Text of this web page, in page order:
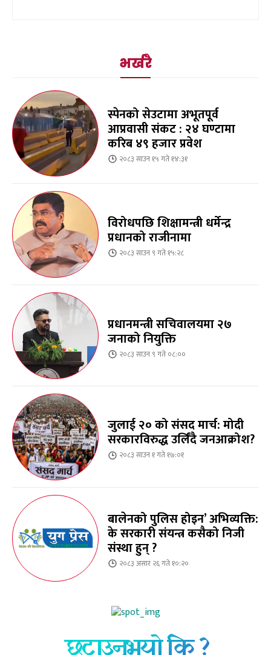
भर्खरै
स्पेनको सेउटामा अभूतपूर्व
आप्रवासी संकट : २४ घण्टामा
करिब ४९ हजार प्रवेश
२०८३ साउन १५ गते १४:३१
विरोधपछि शिक्षामन्त्री धर्मेन्द्र
प्रधानको राजीनामा
२०८३ साउन ९ गते १५:२८
प्रधानमन्त्री सचिवालयमा २७
जनाको नियुक्ति
२०८३ साउन ९ गते ०८:००
जुलाई २० को संसद मार्च: मोदी
सरकारविरुद्ध उर्लिंदै जनआक्रोश?
२०८३ साउन १ गते १७:०१
बालेनको पुलिस होइन’ अभिव्यक्ति:
के सरकारी संयन्त्र कसैको निजी
संस्था हुन् ?
२०८३ असार २६ गते १०:२०